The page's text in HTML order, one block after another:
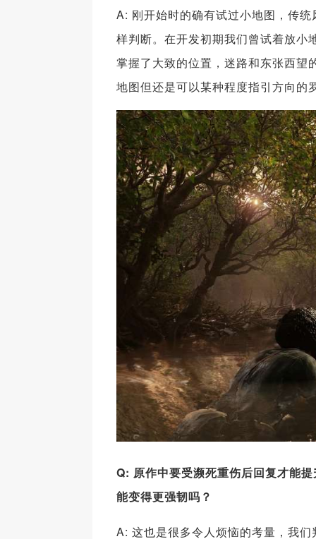
A: 刚开始时的确有试过小地图，传
样判断。在开发初期我们曾试着放小
掌握了大致的位置，迷路和东张西望
地图但还是可以某种程度指引方向的
Q: 原作中要受濒死重伤后回复才能
能变得更强韧吗？
A: 这也是很多令人烦恼的考量，我